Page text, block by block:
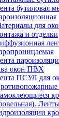
бутиловая
для
и отделки
окон ПВХ
ПСУЛ для